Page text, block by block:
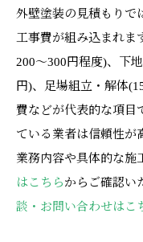
外壁塗装の見積もりで
工事費が組み込まれま
200〜300円程度)、下
円)、足場組立・解体
費などが代表的な項目
ている業者は信頼性が
業務内容や具体的な施
はこちらからご確認い
談・お問い合わせはこ